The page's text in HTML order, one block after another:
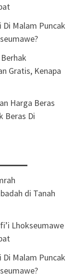
Di Malam Puncak
Gratis, Kenapa
Harga Beras
Beras Di
di Tanah
Lhokseumawe
Di Malam Puncak